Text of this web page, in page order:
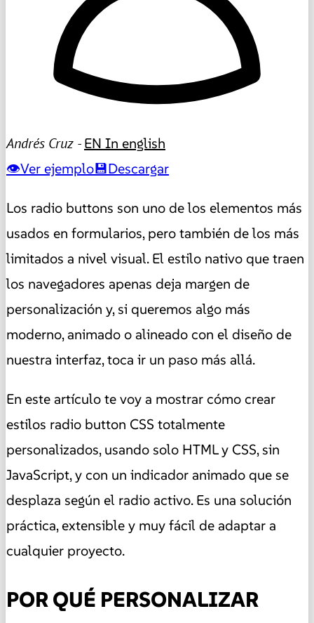
Andrés Cruz -EN In english
Ver ejemplo
Descargar
Los radio buttons son uno de los elementos más
usados en formularios, pero también de los más
limitados a nivel visual. El estilo nativo que traen
los navegadores apenas deja margen de
personalización y, si queremos algo más
moderno, animado o alineado con el diseño de
nuestra interfaz, toca ir un paso más allá.
En este artículo te voy a mostrar cómo crear
estilos radio button CSS totalmente
personalizados, usando solo HTML y CSS, sin
JavaScript, y con un indicador animado que se
desplaza según el radio activo. Es una solución
práctica, extensible y muy fácil de adaptar a
cualquier proyecto.
POR QUÉ PERSONALIZAR